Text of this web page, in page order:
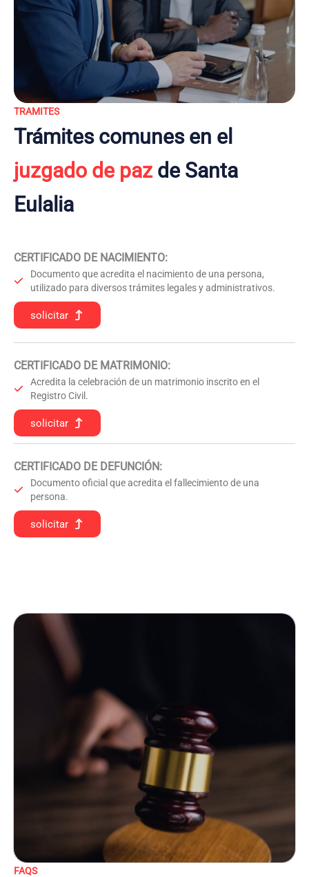
TRAMITES
Trámites comunes en el
juzgado de pazde Santa
Eulalia
CERTIFICADO DE NACIMIENTO:
Documento que acredita el nacimiento de una persona,
utilizado para diversos trámites legales y administrativos.
solicitar
CERTIFICADO DE MATRIMONIO:
Acredita la celebración de un matrimonio inscrito en el
Registro Civil.
solicitar
CERTIFICADO DE DEFUNCIÓN:
Documento oficial que acredita el fallecimiento de una
persona.
solicitar
FAQS